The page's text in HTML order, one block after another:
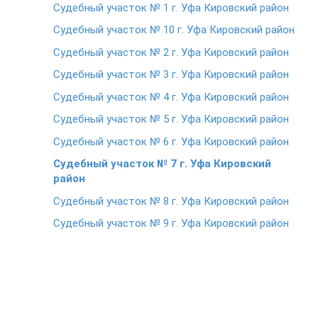
Судебный участок № 1 г. Уфа Кировский район
Судебный участок № 10 г. Уфа Кировский район
Судебный участок № 2 г. Уфа Кировский район
Судебный участок № 3 г. Уфа Кировский район
Судебный участок № 4 г. Уфа Кировский район
Судебный участок № 5 г. Уфа Кировский район
Судебный участок № 6 г. Уфа Кировский район
Судебный участок № 7 г. Уфа Кировский
район
Судебный участок № 8 г. Уфа Кировский район
Судебный участок № 9 г. Уфа Кировский район